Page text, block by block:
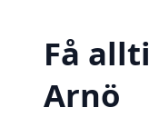
Få
Arnö